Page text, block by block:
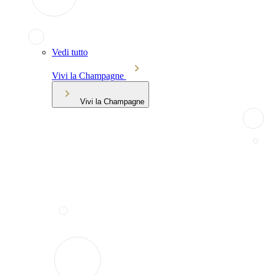
Vedi tutto
Vivi la Champagne
Vivi la Champagne